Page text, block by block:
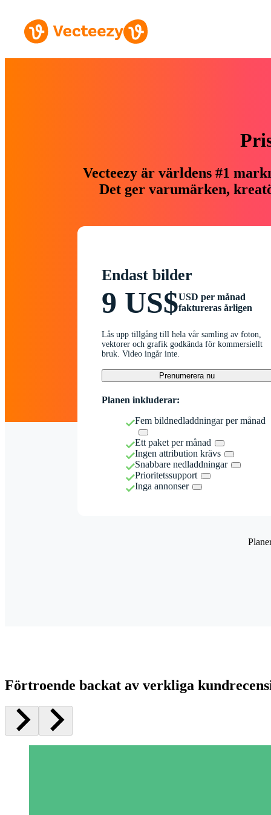
Vecteezy är världens #1
Det ger varumärken,
Endast bilder
9 US$USD per månad
faktureras årligen
Lås upp tillgång till hela vår samling av foton,
vektorer och grafik godkända för kommersiellt
bruk. Video ingår inte.
Prenumerera nu
Planen inkluderar:
Fem bildnedladdningar per månad
Ett paket per månad
Ingen attribution krävs
Snabbare nedladdningar
Prioritetssupport
Inga annonser
Förtroende backat av verkliga